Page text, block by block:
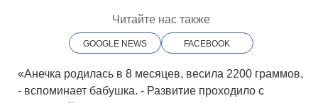
Читайте нас также
GOOGLE NEWS FACEBOOK
«Анечка родилась в 8 месяцев, весила 2200 граммов,
- вспоминает бабушка. - Развитие проходило с